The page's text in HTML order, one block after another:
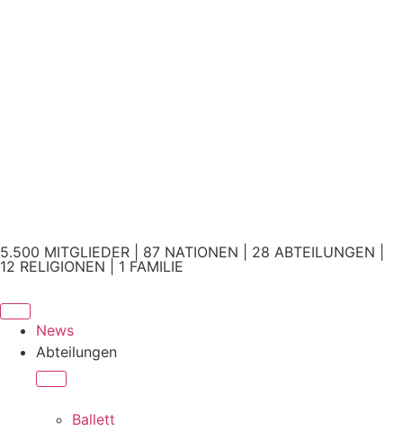
5.500 MITGLIEDER | 87 NATIONEN | 28 ABTEILUNGEN |
12 RELIGIONEN | 1 FAMILIE
News
Abteilungen
Ballett